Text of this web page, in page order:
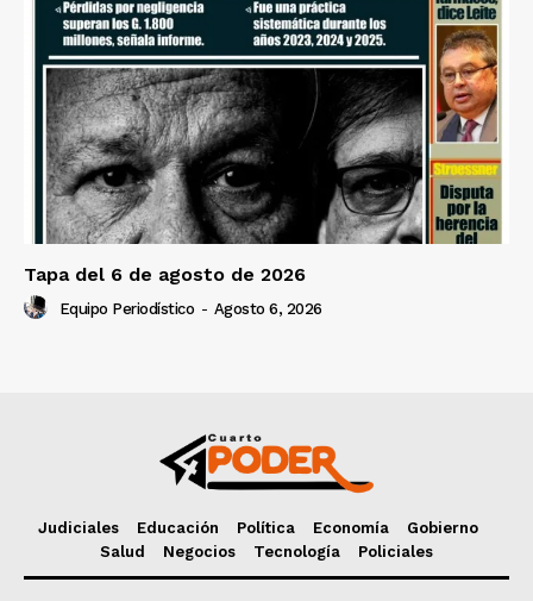
Tapa del 6 de agosto de 2026
Equipo Periodístico - Agosto 6, 2026
Judiciales Educación Política Economía
Gobierno
Salud
Negocios Tecnología Policiales